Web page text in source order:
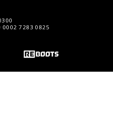
0002 7283 0825